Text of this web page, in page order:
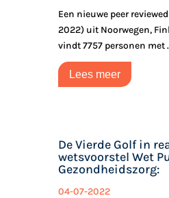
Een nieuwe peer
2022) uit Noorwegen,
vindt 7757 personen met
Lees meer
De Vierde Golf in
wetsvoorstel Wet
Gezondheidszorg:
04-07-2022